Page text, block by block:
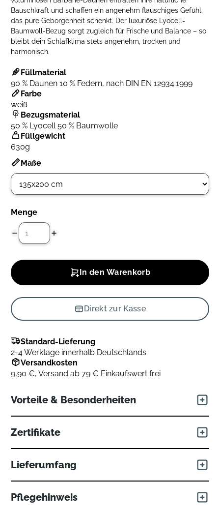
Bauschkraft und schaffen ein angenehm flauschiges Gefühl,
das pure Geborgenheit schenkt. Der luxuriöse Lyocell-
Baumwoll-Bezug sorgt zugleich für Frische und Balance – so
bleibt dein Schlafklima stets angenehm, trocken und
harmonisch.
Füllmaterial
90 % Daunen 10 % Federn, nach DIN EN 12934:1999
Farbe
weiß
Bezugsmaterial
50 % Lyocell 50 % Baumwolle
Füllgewicht
630g
Maße
Menge
In den Warenkorb
Direkt zur Kasse
Standard-Lieferung
2-4 Werktage innerhalb Deutschlands
Versandkosten
9,90 €, Versand ab 79 € Einkaufswert frei
Vorteile & Besonderheiten
Harmonie
Ein Hauch von Luxus umschmeichelt die Haut. Die
Verbindung aus seidig-weichem Lyocell und atmungsaktiver
Baumwolle erschafft ein Gewebe, das zum Träumen einlädt:
Hautfreundlich
Zertifikate
Lieferumfang
wiederverwendbaren Tragetaschen zum Verstauen.
Pflegehinweis